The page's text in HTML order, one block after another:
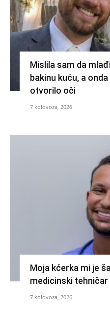
Mislila sam da
bakinu kuću, a
otvorilo oči
7 kolovoza, 2026
Moja kćerka mi je
medicinski
7 kolovoza, 2026